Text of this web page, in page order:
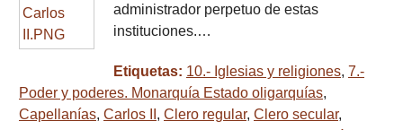
administrador perpetuo de estas
instituciones.…
Etiquetas: 10.- Iglesias y religiones, 7.-
Poder y poderes. Monarquía Estado oligarquías,
Capellanías, Carlos II , Clero regular, Clero secular,